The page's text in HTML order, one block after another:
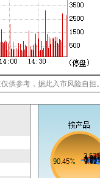
供参考，据此入市风险自担。